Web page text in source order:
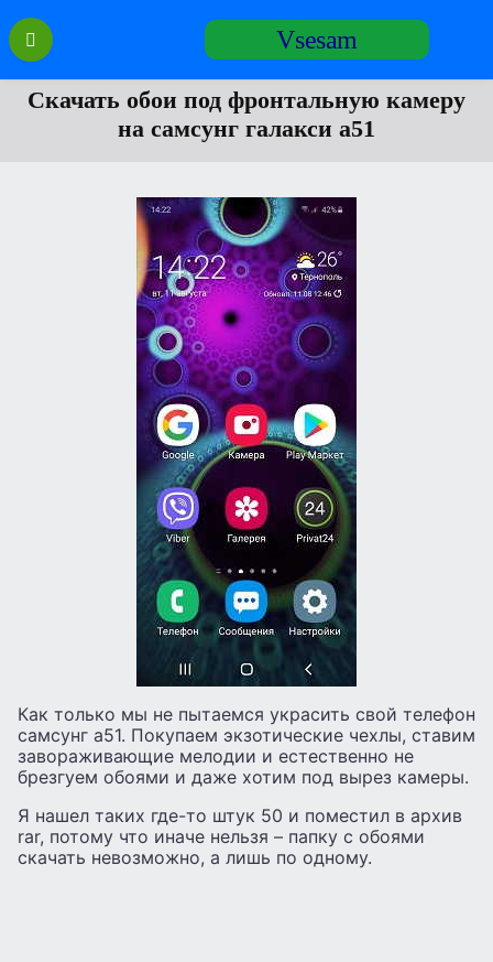
Перейти
содержанию
Vsesam
Скачать обои под фронтальную камеру
на самсунг галакси а51
Как только мы не пытаемся украсить свой телефон
самсунг а51. Покупаем экзотические чехлы, ставим
завораживающие мелодии и естественно не
брезгуем обоями и даже хотим под вырез камеры.
Я нашел таких где-то штук 50 и поместил в архив
rar, потому что иначе нельзя – папку с обоями
скачать невозможно, а лишь по одному.